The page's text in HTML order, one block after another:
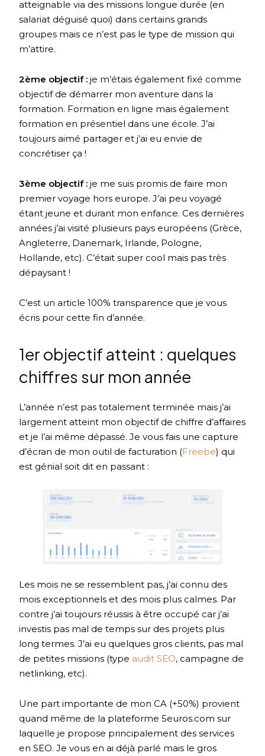
atteignable via des missions longue durée (en
salariat déguisé quoi) dans certains grands
groupes mais ce n’est pas le type de mission qui
m’attire.
2ème objectif : je m’étais également fixé comme
objectif de démarrer mon aventure dans la
formation. Formation en ligne mais également
formation en présentiel dans une école. J’ai
toujours aimé partager et j’ai eu envie de
concrétiser ça !
3ème objectif : je me suis promis de faire mon
premier voyage hors europe. J’ai peu voyagé
étant jeune et durant mon enfance. Ces dernières
années j’ai visité plusieurs pays européens (Grèce,
Angleterre, Danemark, Irlande, Pologne,
Hollande, etc). C’était super cool mais pas très
dépaysant !
C’est un article 100% transparence que je vous
écris pour cette fin d’année.
1er objectif atteint : quelques
chiffres sur mon année
L’année n’est pas totalement terminée mais j’ai
largement atteint mon objectif de chiffre d’affaires
et je l’ai même dépassé. Je vous fais une capture
d’écran de mon outil de facturation (Freebe) qui
est génial soit dit en passant :
Les mois ne se ressemblent pas, j’ai connu des
mois exceptionnels et des mois plus calmes. Par
contre j’ai toujours réussis à être occupé car j’ai
investis pas mal de temps sur des projets plus
long termes. J’ai eu quelques gros clients, pas mal
de petites missions (type audit SEO, campagne de
netlinking, etc).
Une part importante de mon CA (+50%) provient
quand même de la plateforme 5euros.com sur
laquelle je propose principalement des services
en SEO. Je vous en ai déjà parlé mais le gros